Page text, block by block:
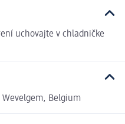
uchovajte v chladničke
Wevelgem, Belgium